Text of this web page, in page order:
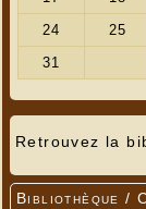
Retrouvez la
Bibliothèque /